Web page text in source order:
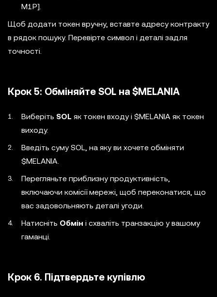
M1P].
Щоб додати токен вручну, вставте адресу контракту
в рядок пошуку. Перевірте символ і деталі задля
точності.
Крок 5: Обміняйте SOL на $MELANIA
Виберіть SOL як токен входу і $MELANIA як токен
виходу.
Введіть суму SOL, на яку ви хочете обміняти
$MELANIA.
Перегляньте приблизну продуктивність,
включаючи комісії мережі, щоб переконатися, що
вас задовольняють деталі угоди.
Натисніть Обмін і схваліть транзакцію у вашому
гаманці.
Крок 6. Підтвердьте купівлю